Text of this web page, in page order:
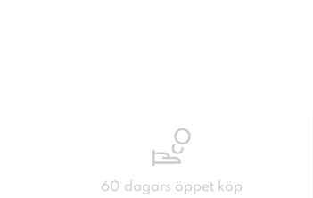
60 dagars öppet köp